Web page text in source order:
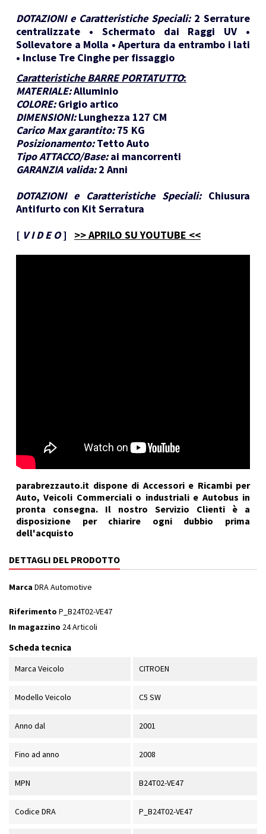
DOTAZIONI e Caratteristiche Speciali: 2 Serrature
centralizzate • Schermato dai Raggi UV •
Sollevatore a Molla • Apertura da entrambo i lati
• Incluse Tre Cinghe per fissaggio
Caratteristiche BARRE PORTATUTTO:
MATERIALE:Alluminio
COLORE: Grigio artico
DIMENSIONI: Lunghezza 127 CM
Carico Max garantito: 75 KG
Posizionamento: Tetto Auto
Tipo ATTACCO/Base: ai mancorrenti
GARANZIA valida: 2 Anni
DOTAZIONI e Caratteristiche Speciali: Chiusura
Antifurto con Kit Serratura
[ V I D E O] >> APRILO SU YOUTUBE <<
parabrezzauto.it dispone di Accessori e Ricambi per
Auto, Veicoli Commerciali o industriali e Autobus in
pronta consegna. Il nostro Servizio Clienti è a
disposizione per chiarire ogni dubbio prima
dell'acquisto
DETTAGLI DEL PRODOTTO
Marca DRA Automotive
Riferimento P_B24T02-VE47
In magazzino 24 Articoli
Scheda tecnica
Marca Veicolo CITROEN
Modello Veicolo C5 SW
Anno dal 2001
Fino ad anno 2008
MPN B24T02-VE47
Codice DRA P_B24T02-VE47